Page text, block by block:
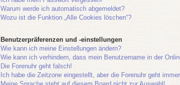
Warum werde ich automatisch abgemeldet?
Wozu ist die Funktion „Alle Cookies löschen“?
Benutzerpräferenzen und -einstellungen
Wie kann ich meine Einstellungen ändern?
Wie kann ich verhindern, dass mein Benutzername in der
Die Forenuhr geht falsch!
Ich habe die Zeitzone eingestellt, aber die Forenuhr geht